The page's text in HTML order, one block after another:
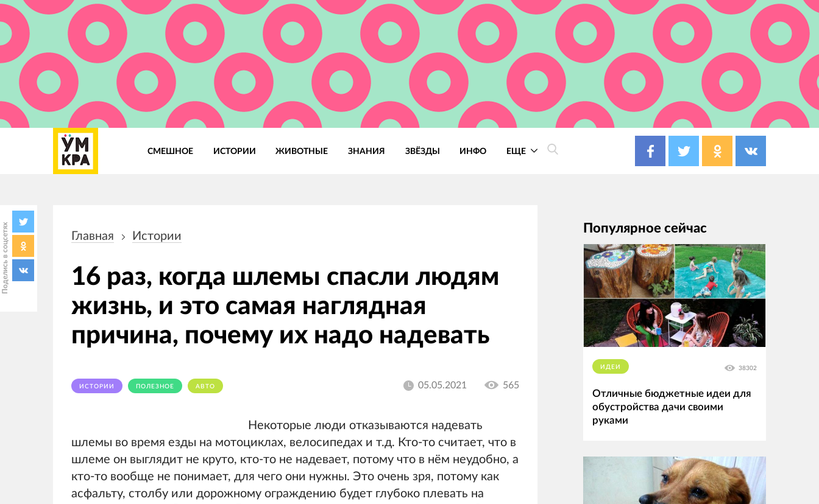
СМЕШНОЕ ИСТОРИИ ЖИВОТНЫЕ ЗНАНИЯ ЗВЁЗДЫ ИНФО ЕЩЕ
Поделись в соцсетях навигации
Главная Истории
16 раз, когда шлемы спасли людям
жизнь, и это самая наглядная
причина, почему их надо надевать
ИСТОРИИ ПОЛЕЗНОЕ АВТО 05.05.2021 565
Некоторые люди отказываются надевать
шлемы во время езды на мотоциклах, велосипедах и т.д. Кто-то считает, что в
шлеме он выглядит не круто, кто-то не надевает, потому что в нём неудобно, а
кто-то вообще не понимает, для чего они нужны. Это очень зря, потому как
асфальту, столбу или дорожному ограждению будет глубоко плевать на
Популярное сейчас
ИДЕИ 38302
Отличные бюджетные идеи для
обустройства дачи своими
руками